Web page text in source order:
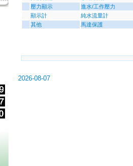
壓力顯示
進水/工作壓力
顯示計
純水流量計
其他
馬達保護
2026-08-07